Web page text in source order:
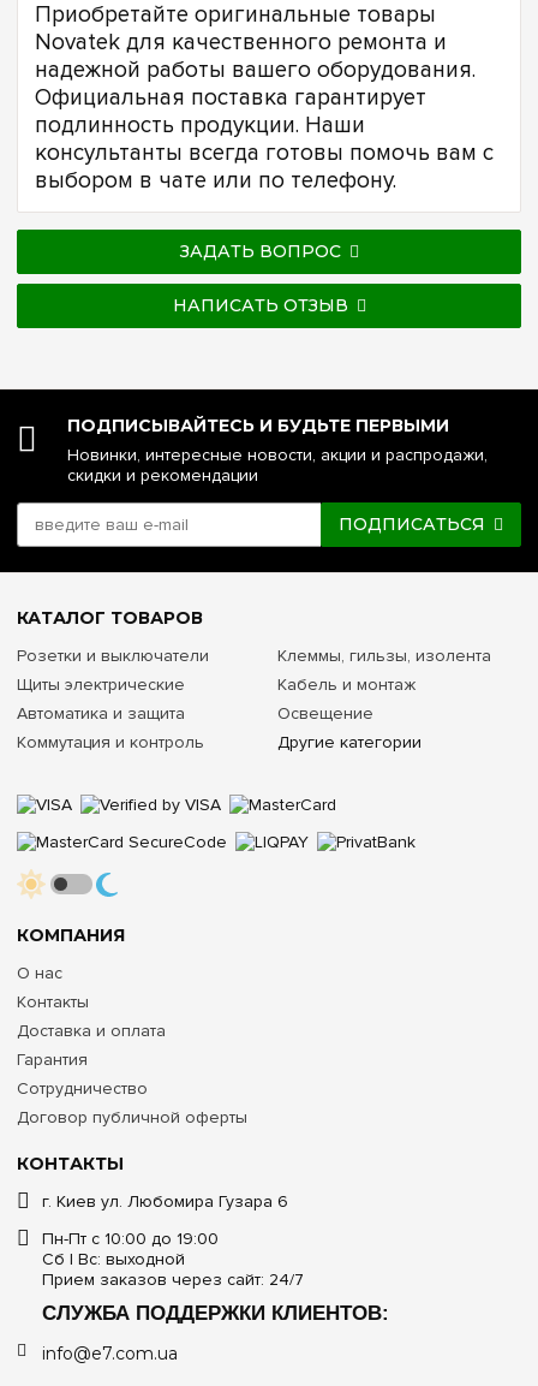
Приобретайте оригинальные товары
Novatek для качественного ремонта и
надежной работы вашего оборудования.
Официальная поставка гарантирует
подлинность продукции. Наши
консультанты всегда готовы помочь вам с
выбором в чате или по телефону.
ЗАДАТЬ ВОПРОС
НАПИСАТЬ ОТЗЫВ
ПОДПИСЫВАЙТЕСЬ И БУДЬТЕ ПЕРВЫМИ
Новинки, интересные новости, акции и распродажи,
скидки и рекомендации
ПОДПИСАТЬСЯ
КОНТАКТЫ
г. Киев ул. Любомира Гузара 6
Пн-Пт с 10:00 до 19:00
Сб | Вс: выходной
Прием заказов через сайт: 24/7
СЛУЖБА ПОДДЕРЖКИ КЛИЕНТОВ:
info@e7.com.ua
КОМПАНИЯ
О нас
Контакты
Доставка и оплата
Гарантия
Сотрудничество
Договор публичной оферты
КАТАЛОГ ТОВАРОВ
Розетки и выключатели
Щиты электрические
Автоматика и защита
Коммутация и контроль
Клеммы, гильзы, изолента
Кабель и монтаж
Освещение
Другие категории